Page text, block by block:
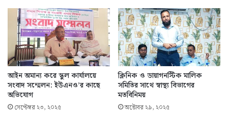
আইন অমান্য করে স্কুল কার্যালয়ে
সংবাদ সম্মেলন: ইউএনও’র কাছে
অভিযোগ
সেপ্টেম্বর ২৩, ২০২৫
ক্লিনিক ও ডায়াগনস্টিক মালিক
সমিতির সাথে স্বাস্থ্য বিভাগের
মতবিনিময়
অক্টোবর ২৯, ২০২৫